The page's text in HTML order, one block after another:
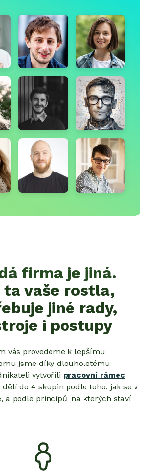
firma je jiná.
ta vaše rostla,
jiné rady,
i postupy
vás provedeme k lepšímu
jsme díky dlouholetému
vytvořili pracovní rámec
dělí do 4 skupin podle toho, jak se v
a podle principů, na kterých staví